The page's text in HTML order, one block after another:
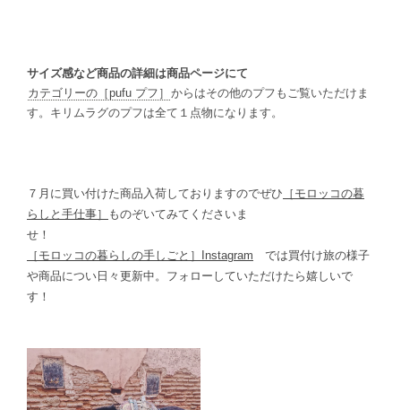
サイズ感など商品の詳細は商品ページにて
カテゴリーの［pufu プフ］ からはその他のプフもご覧いただけま
す。キリムラグのプフは全て１点物になります。
７月に買い付けた商品入荷しておりますのでぜひ ［モロッコの暮
らしと手仕事］
ものぞいてみてくださいま
せ！
［モロッコの暮らしの手しごと］Instagram では買付け旅の様子
や商品につい日々更新中。フォローしていただけたら嬉しいで
す！